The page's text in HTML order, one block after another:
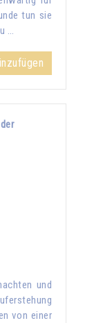
tun sie
…
und
von einer